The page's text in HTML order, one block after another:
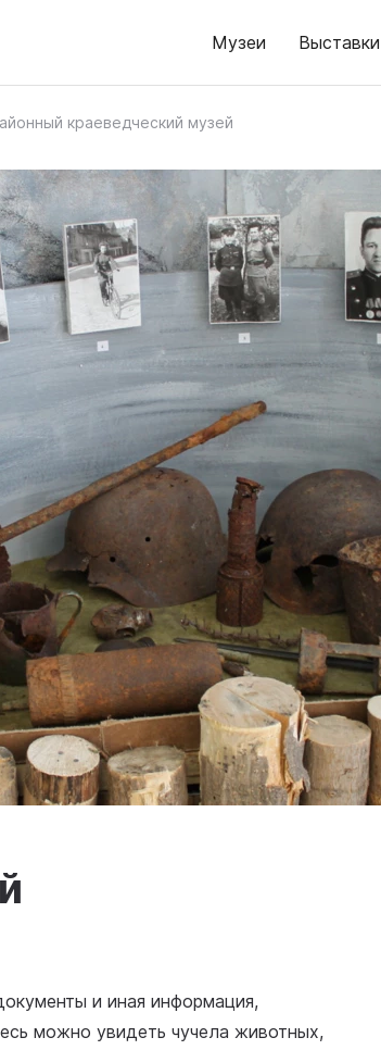
Музеи Выставки
краеведческий музей
и иная информация,
можно увидеть чучела животных,